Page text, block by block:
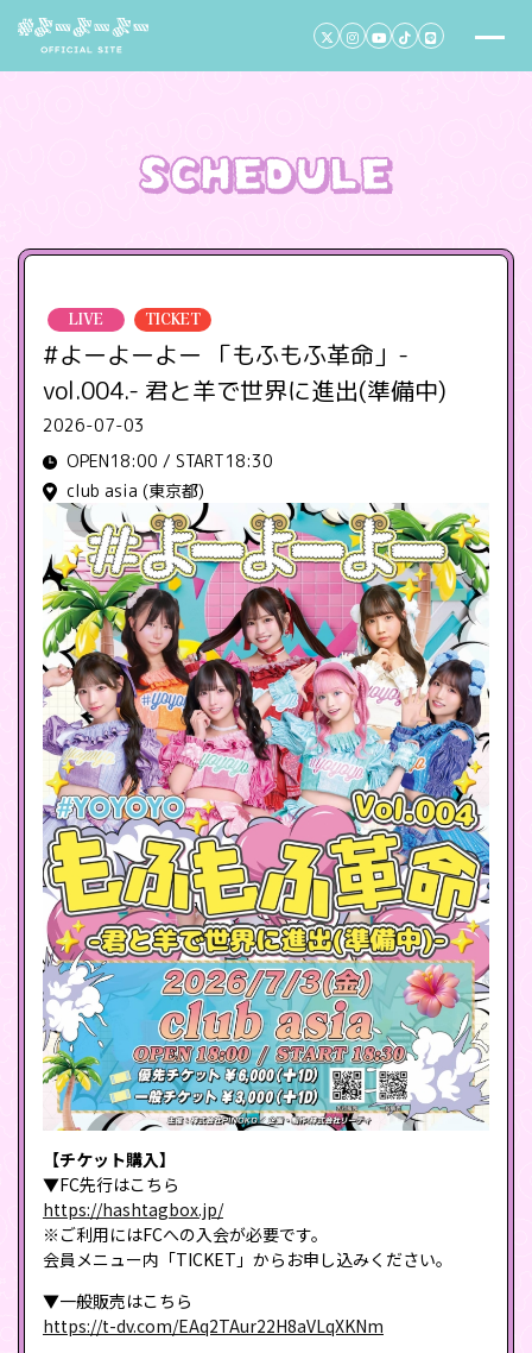
LIVE TICKET
#よーよーよー 「もふもふ革命」-
vol.004.- 君と羊で世界に進出(準備中)
2026-07-03
OPEN18:00 / START18:30
club asia (東京都)
【チケット購入】
▼FC先行はこちら
https://hashtagbox.jp/
※ご利用にはFCへの入会が必要です。
会員メニュー内「TICKET」からお申し込みください。
▼一般販売はこちら
https://t-dv.com/EAq2TAur22H8aVLqXKNm